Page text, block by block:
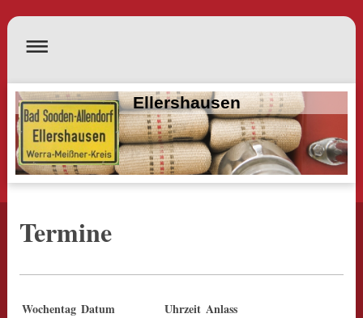
Ellershausen
Termine
Wochentag Datum Uhrzeit Anlass